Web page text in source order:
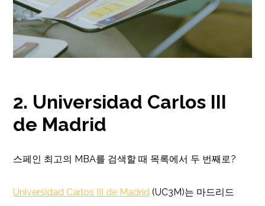
2. Universidad Carlos III
de Madrid
스페인 최고의 MBA를 검색할 때 목록에서 두 번째로?
Universidad Carlos III de Madrid (UC3M)는 마드리드